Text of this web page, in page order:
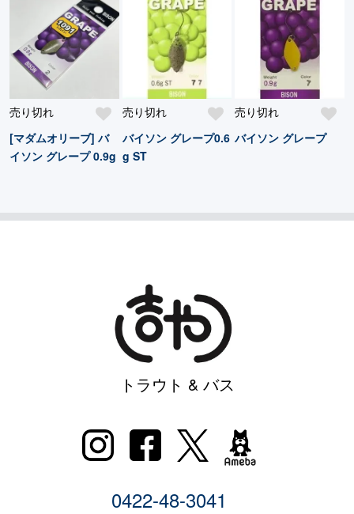
売り切れ
[マダムオリーブ] バ
イソン グレープ 0.9g
売り切れ
バイソン グレープ0.6
g ST
売り切れ
バイソン グレープ
トラウト & バス
0422-48-3041